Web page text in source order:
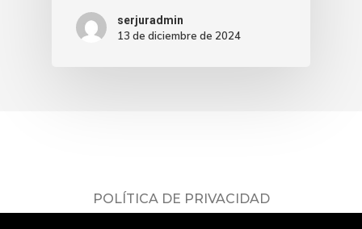
serjuradmin
13 de diciembre de 2024
POLÍTICA DE PRIVACIDAD